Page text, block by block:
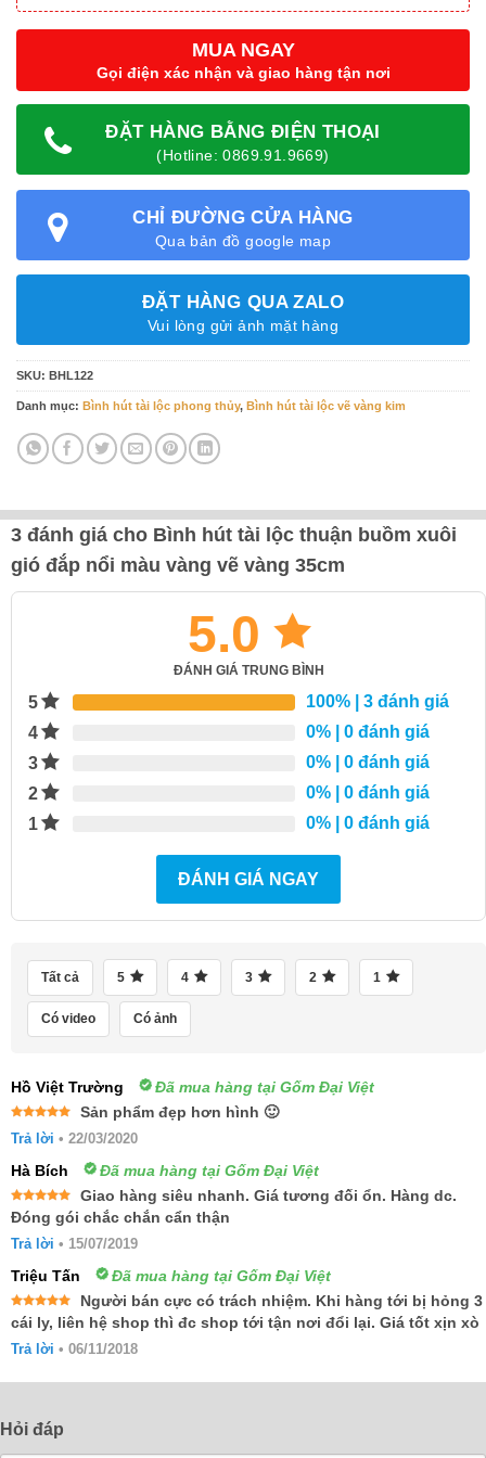
MUA NGAY
Gọi điện xác nhận và giao hàng tận nơi
ĐẶT HÀNG BẰNG ĐIỆN THOẠI
(Hotline: 0869.91.9669)
CHỈ ĐƯỜNG CỬA HÀNG
Qua bản đồ google map
ĐẶT HÀNG QUA ZALO
Vui lòng gửi ảnh mặt hàng
SKU: BHL122
Danh mục: Bình hút tài lộc phong thủy, Bình hút tài lộc vẽ vàng kim
3 đánh giá cho Bình hút tài lộc thuận buồm xuôi
gió đắp nổi màu vàng vẽ vàng 35cm
5.0
ĐÁNH GIÁ TRUNG BÌNH
5 100% | 3 đánh giá
4
0% | 0 đánh giá
3
0% | 0 đánh giá
2
0% | 0 đánh giá
1
0% | 0 đánh giá
ĐÁNH GIÁ NGAY
Tất cả 5 4 3 2 1
Có video Có ảnh
Hồ Việt Trường Đã mua hàng tại Gốm Đại Việt
hạng55
Sản phẩm đẹp hơn hình 🙂
Trả lời • 22/03/2020
Hà Bích Đã mua hàng tại Gốm Đại Việt
Được xếp
hạng55
sao
Giao hàng siêu nhanh. Giá tương đối ổn. Hàng dc.
Đóng gói chắc chắn cẩn thận
Trả lời • 15/07/2019
Triệu Tấn Đã mua hàng tại Gốm Đại Việt
Được xếp
hạng55
sao
Người bán cực có trách nhiệm. Khi hàng tới bị hỏng 3
cái ly, liên hệ shop thì đc shop tới tận nơi đổi lại. Giá tốt xịn xò
Trả lời • 06/11/2018
Hỏi đáp